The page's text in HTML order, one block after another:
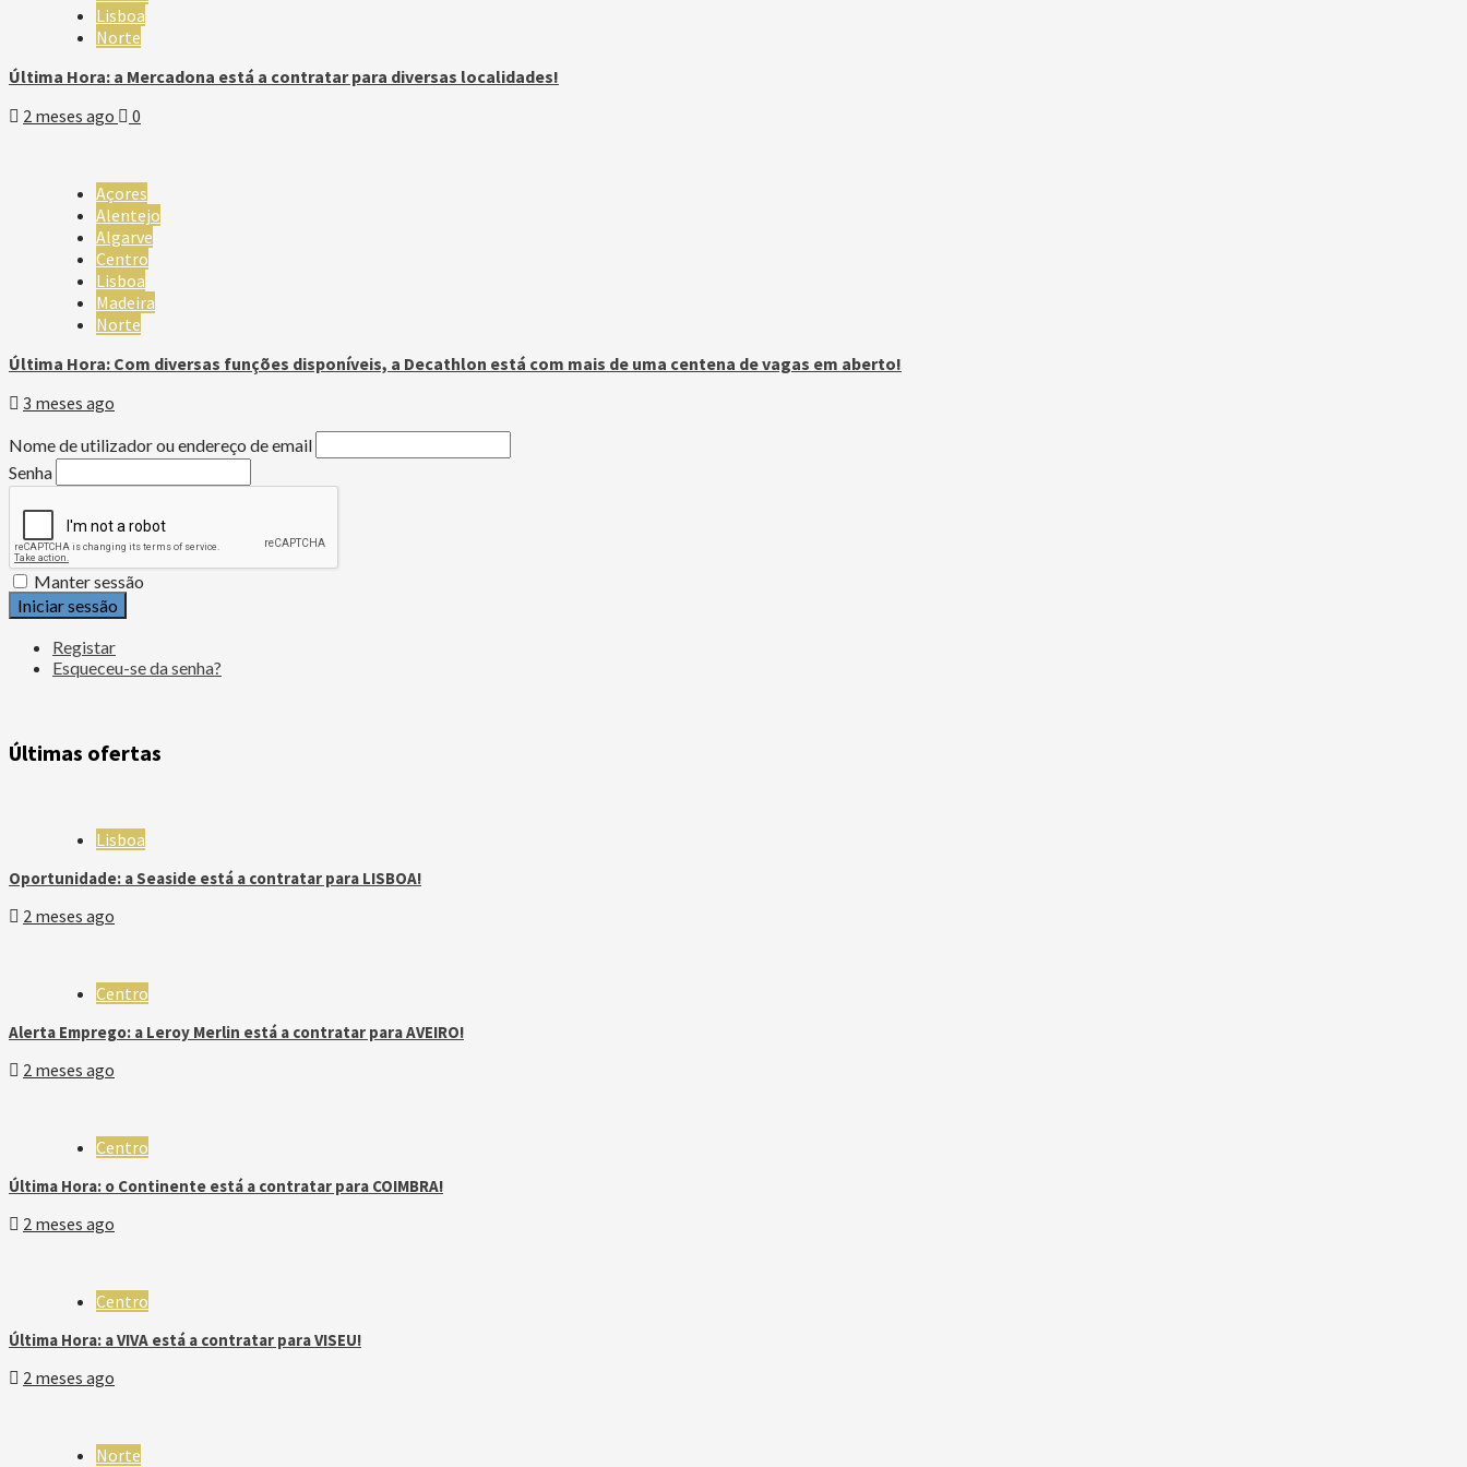
Lisboa
Norte
Última Hora: a Mercadona está a contratar para diversas localidades!
2 meses ago
0
Açores
Alentejo
Algarve
Centro
Lisboa
Madeira
Norte
Última Hora: Com diversas funções disponíveis, a Decathlon está com mais de uma centena de vagas em aberto!
3 meses ago
Nome de utilizador ou endereço de email
Senha
Manter sessão
Iniciar sessão
Registar
Esqueceu-se da senha?
Últimas ofertas
Lisboa
Oportunidade: a Seaside está a contratar para LISBOA!
2 meses ago
Centro
Alerta Emprego: a Leroy Merlin está a contratar para AVEIRO!
2 meses ago
Centro
Última Hora: o Continente está a contratar para COIMBRA!
2 meses ago
Centro
Última Hora: a VIVA está a contratar para VISEU!
2 meses ago
Norte